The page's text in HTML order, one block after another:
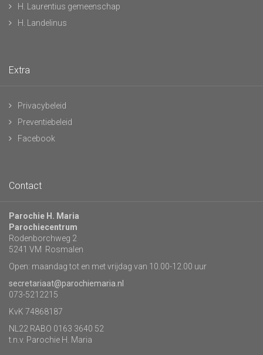
H. Laurentius gemeenschap
H. Landelinus
Extra
Privacybeleid
Preventiebeleid
Facebook
Contact
Parochie H. Maria
Parochiecentrum
Rodenborchweg 2
5241 VM Rosmalen
Open: maandag tot en met vrijdag van 10.00-12.00 uur
secretariaat@parochiemaria.nl
073-5212215
KvK 74868187
NL22 RABO 0163 3640 52
t.n.v. Parochie H. Maria